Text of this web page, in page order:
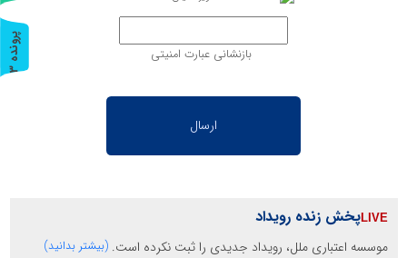
بازنشانی عبارت امنیتی
پخش زنده رویداد
موسسه اعتباری ملل، رویداد جدیدی را ثبت نکرده است. (بیشتر بدانید)
پ
ر
و
ن
د
ه
3